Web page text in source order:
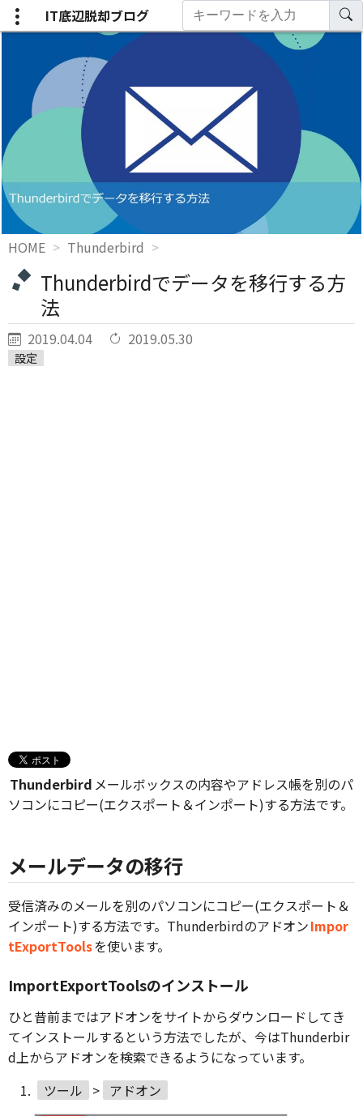
IT底辺脱却ブログ
HOME Thunderbird
Thunderbirdでデータを移行する方
法
2019.04.04 2019.05.30
設定
Thunderbird メールボックスの内容やアドレス帳を別のパ
ソコンにコピー(エクスポート＆インポート)する方法です。
メールデータの移行
受信済みのメールを別のパソコンにコピー(エクスポート＆
インポート)する方法です。ThunderbirdのアドオンImpor
tExportToolsを使います。
ImportExportToolsのインストール
ひと昔前まではアドオンをサイトからダウンロードしてき
てインストールするという方法でしたが、今はThunderbir
d上からアドオンを検索できるようになっています。
ツール > アドオン